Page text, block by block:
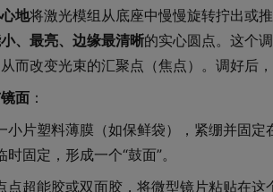
地将激光模组从底座中慢慢旋转拧出或
、最亮、边缘最清晰的实心圆点。这个
而改变光束的汇聚点（焦点）。调好后
面 ：
小片塑料薄膜（如保鲜袋），紧绷并固
时固定，形成一个“鼓面”。
点超能胶或双面胶，将微型镜片粘贴在